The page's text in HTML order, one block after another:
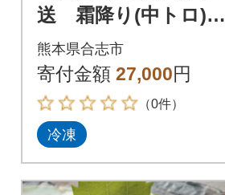
送 霜降り(中トロ)30
0g(合志市)
熊本県合志市
寄付金額 27,000円
（0件）
冷凍